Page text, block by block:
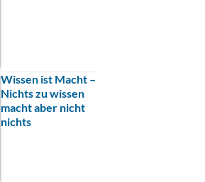
Wissen ist Macht –
Nichts zu wissen
macht aber nicht
nichts